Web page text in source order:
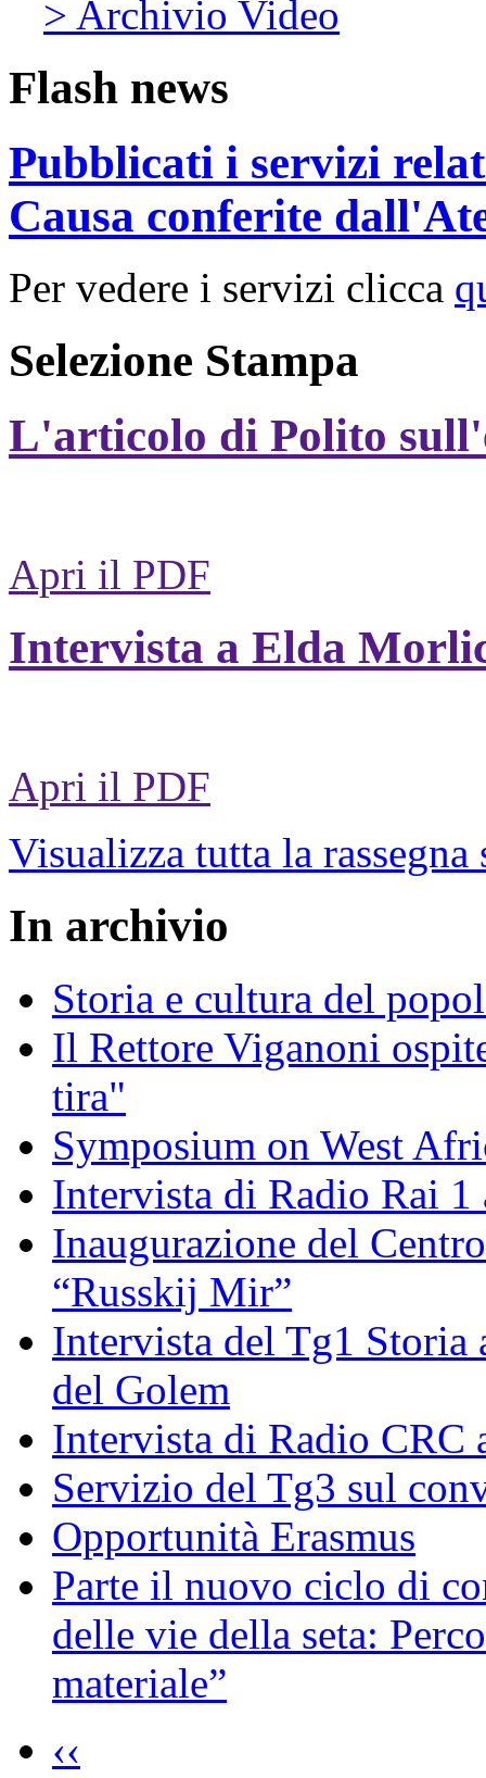
> Archivio Video
Flash news
Pubblicati i servizi
Causa conferite
Per vedere i servizi clicca
Selezione Stampa
L'articolo di Polito
Apri il PDF
Intervista a Elda
Apri il PDF
Visualizza tutta la rassegna
In archivio
Storia e cultura del
Il Rettore Viganoni
tira"
Symposium on West
Intervista di Radio Rai 1
Inaugurazione del
“Russkij Mir”
Intervista del Tg1 Storia
del Golem
Intervista di Radio CRC
Servizio del Tg3 sul
Opportunità Erasmus
Parte il nuovo ciclo di
delle vie della seta:
materiale”
‹‹